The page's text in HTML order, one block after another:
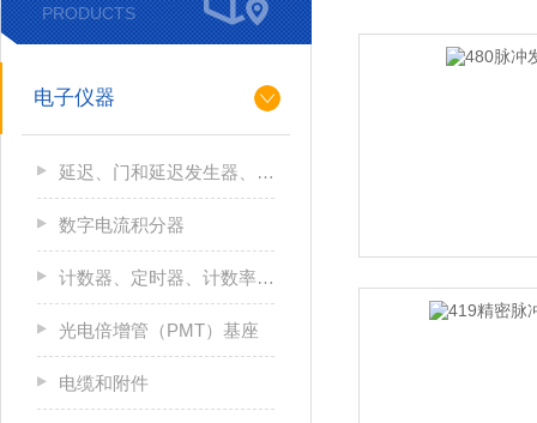
PRODUCTS
电子仪器
延迟、门和延迟发生器、逻辑模块和线性门
数字电流积分器
计数器、定时器、计数率计和多通道定标器（MCS）
光电倍增管（PMT）基座
电缆和附件